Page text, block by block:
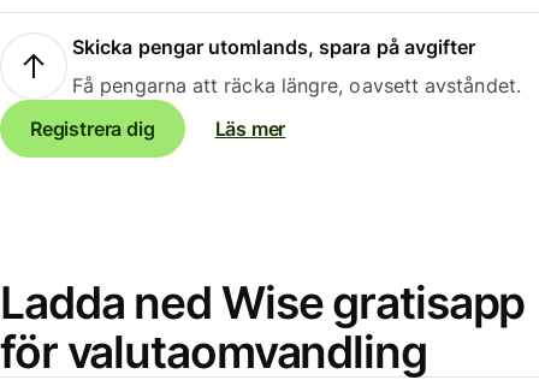
Skicka pengar utomlands, spara på avgifter
Få pengarna att räcka längre, oavsett avståndet.
Registrera dig
Läs mer
Ladda ned Wise gratisapp
för valutaomvandling